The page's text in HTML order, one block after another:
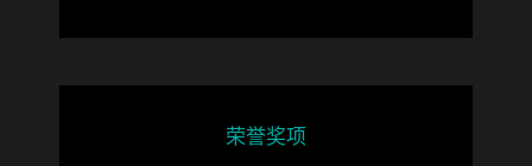
荣誉奖项